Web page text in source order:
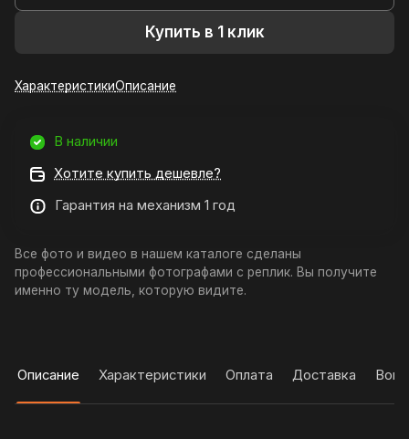
Купить в 1 клик
ХарактеристикиОписание
В наличии
Хотите купить дешевле?
Гарантия на механизм 1 год
Все фото и видео в нашем каталоге сделаны
профессиональными фотографами с реплик. Вы получите
именно ту модель, которую видите.
Описание Характеристики Оплата Доставка